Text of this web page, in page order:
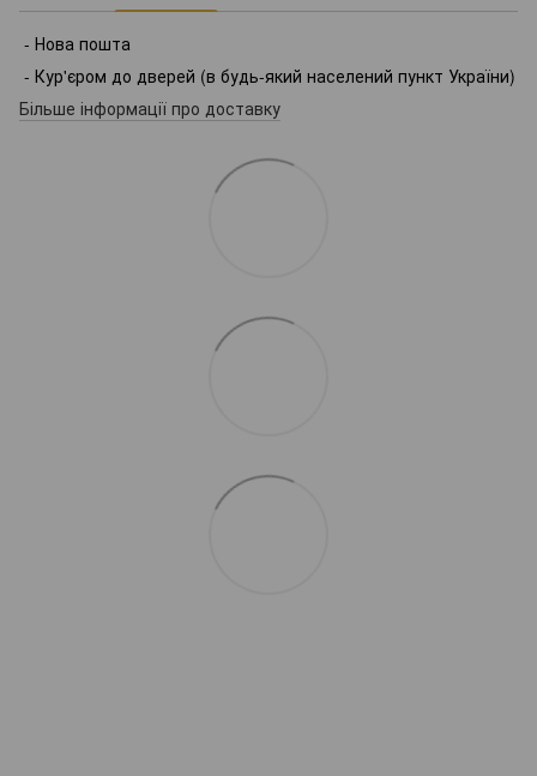
- Нова пошта
- Кур'єром до дверей (в будь-який населений пункт України)
Більше інформації про доставку